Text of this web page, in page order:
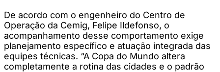
De acordo com o engenheiro do Centro de
Operação da Cemig, Felipe Ildefonso, o
acompanhamento desse comportamento exige
planejamento específico e atuação integrada das
equipes técnicas. “A Copa do Mundo altera
completamente a rotina das cidades e o padrão